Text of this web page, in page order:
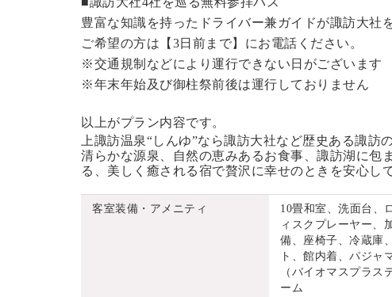
豊富な知識を持ったドライバー兼ガイドが諏訪大社
ご希望の方は【3日前まで】にお電話ください。
※交通規制などにより運行できない日がございます
※年末年始及び御柱祭前後は運行しておりません
以上がプラン内容です。
上諏訪温泉“しんゆ”なら諏訪大社など歴史ある諏訪
清らかな源泉、自然の恵みあるお食事、諏訪湖に包
る、美しく癒される宿で贅沢に幸せのときを安心し
客室装備・アメニティ
10畳和室、洗面台、
ィスクプレーヤー、
備、座椅子、冷蔵庫
ト、館内着、パジャ
（バイオマスプラ
ーム